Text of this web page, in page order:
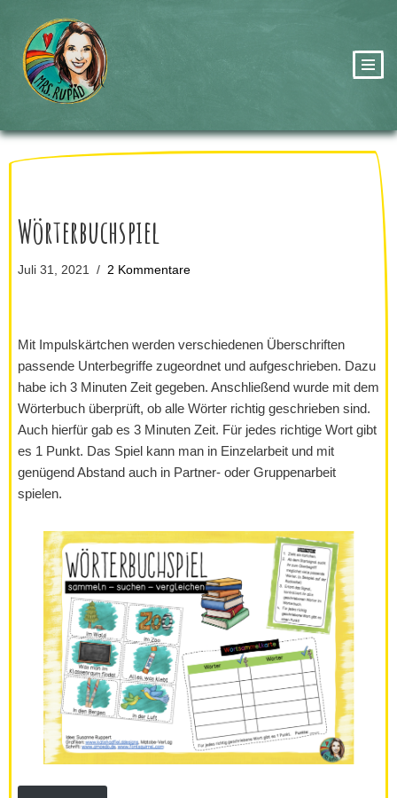
Zum
Inhalt
springen
Wörterbuchspiel
Juli 31, 2021 2 Kommentare
Mit Impulskärtchen werden verschiedenen Überschriften
passende Unterbegriffe zugeordnet und aufgeschrieben. Dazu
habe ich 3 Minuten Zeit gegeben. Anschließend wurde mit dem
Wörterbuch überprüft, ob alle Wörter richtig geschrieben sind.
Auch hierfür gab es 3 Minuten Zeit. Für jedes richtige Wort gibt
es 1 Punkt. Das Spiel kann man in Einzelarbeit und mit
genügend Abstand auch in Partner- oder Gruppenarbeit
spielen.